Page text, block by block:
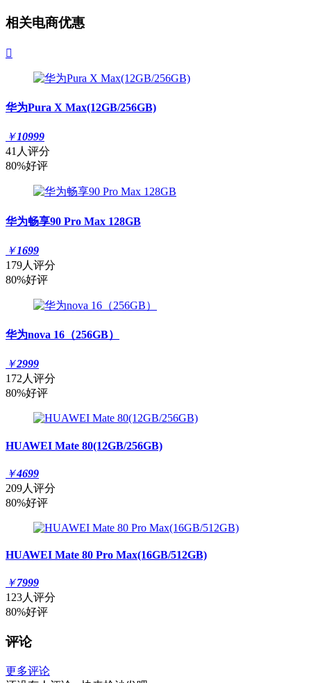
相关电商优惠

华为Pura X Max(12GB/256GB)
￥10999
41人评分
80%好评
华为畅享90 Pro Max 128GB
￥1699
179人评分
80%好评
华为nova 16（256GB）
￥2999
172人评分
80%好评
HUAWEI Mate 80(12GB/256GB)
￥4699
209人评分
80%好评
HUAWEI Mate 80 Pro Max(16GB/512GB)
￥7999
123人评分
80%好评
评论
更多评论